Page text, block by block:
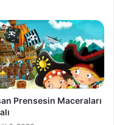
Prensesin Maceraları